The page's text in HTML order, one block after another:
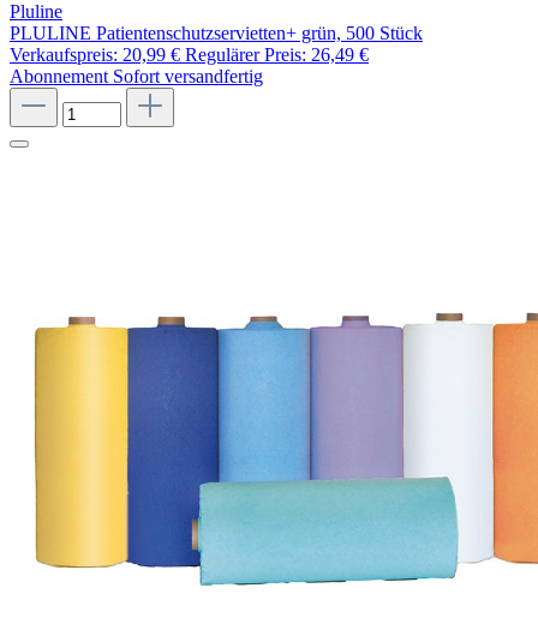
Pluline
PLULINE Patientenschutzservietten+ grün, 500 Stück
Verkaufspreis: 20,99 € Regulärer Preis: 26,49 €
Abonnement Sofort versandfertig